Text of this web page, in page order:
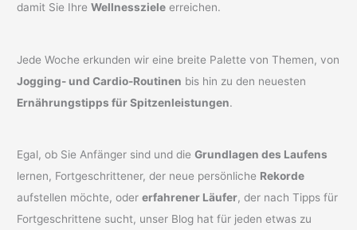
damit Sie IhreWellnessziele erreichen.
Jede Woche erkunden wir eine breite Palette von Themen, von
Jogging- und Cardio-Routinen bis hin zu den neuesten
Ernährungstipps für Spitzenleistungen.
Egal, ob Sie Anfänger sind und dieGrundlagen des Laufens
lernen, Fortgeschrittener, der neue persönliche Rekorde
aufstellen möchte, odererfahrener Läufer, der nach Tipps für
Fortgeschrittene sucht, unser Blog hat für jeden etwas zu